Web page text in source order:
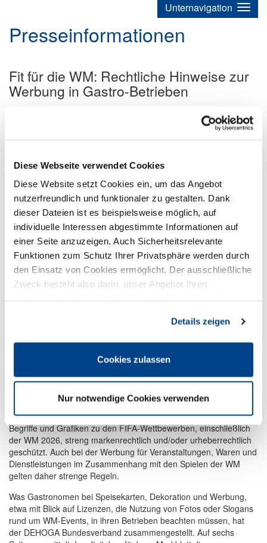
Diese Webseite verwendet Cookies
Diese Website setzt Cookies ein, um das Angebot
nutzerfreundlich und funktionaler zu gestalten. Dank
dieser Dateien ist es beispielsweise möglich, auf
individuelle Interessen abgestimmte Informationen auf
einer Seite anzuzeigen. Auch Sicherheitsrelevante
Funktionen zum Schutz Ihrer Privatsphäre werden durch
den Einsatz von Cookies ermöglicht. Der ausschließliche
Zweck besteht also darin, unser Angebot Ihren
Details zeigen
Cookies zulassen
Nur notwendige Cookies verwenden
Unternavigation
Presseinformationen
Fit für die WM: Rechtliche Hinweise zur
Werbung in Gastro-Betrieben
Download-Bereich
Istock
laufen auf Hochtouren: In Restaurants, Kneipen und Biergärten
kreieren spezielle Fußball-Menüs, Getränke erhalten Namen rund
um den Sport und vieles mehr, damit das Turnier für alle Gäste
wird. Allerdings ist nicht jede Werbung oder Gestaltung zulässig,
denn Veranstalter der Fußball-Weltmeisterschaft ist die FIFA
(Fédération Internationale de Football Association). So sind nicht
nur der Name „FIFA“ und das FIFA-Logo, sondern auch Titel,
Begriffe und Grafiken zu den FIFA-Wettbewerben, einschließlich
der WM 2026, streng markenrechtlich und/oder urheberrechtlich
geschützt. Auch bei der Werbung für Veranstaltungen, Waren und
Dienstleistungen im Zusammenhang mit den Spielen der WM
gelten daher strenge Regeln.
Was Gastronomen bei Speisekarten, Dekoration und Werbung,
etwa mit Blick auf Lizenzen, die Nutzung von Fotos oder Slogans
rund um WM-Events, in ihren Betrieben beachten müssen, hat
der DEHOGA Bundesverband zusammengestellt. Auf sechs